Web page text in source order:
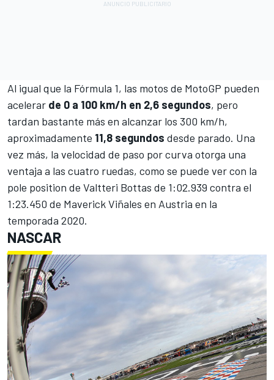
Al igual que la Fórmula 1, las motos de MotoGP pueden
acelerar de 0 a 100 km/h en 2,6 segundos, pero
tardan bastante más en alcanzar los 300 km/h,
aproximadamente 11,8 segundos desde parado. Una
vez más, la velocidad de paso por curva otorga una
ventaja a las cuatro ruedas, como se puede ver con la
pole position de Valtteri Bottas de 1:02.939 contra el
1:23.450 de Maverick Viñales en Austria en la
temporada 2020.
NASCAR